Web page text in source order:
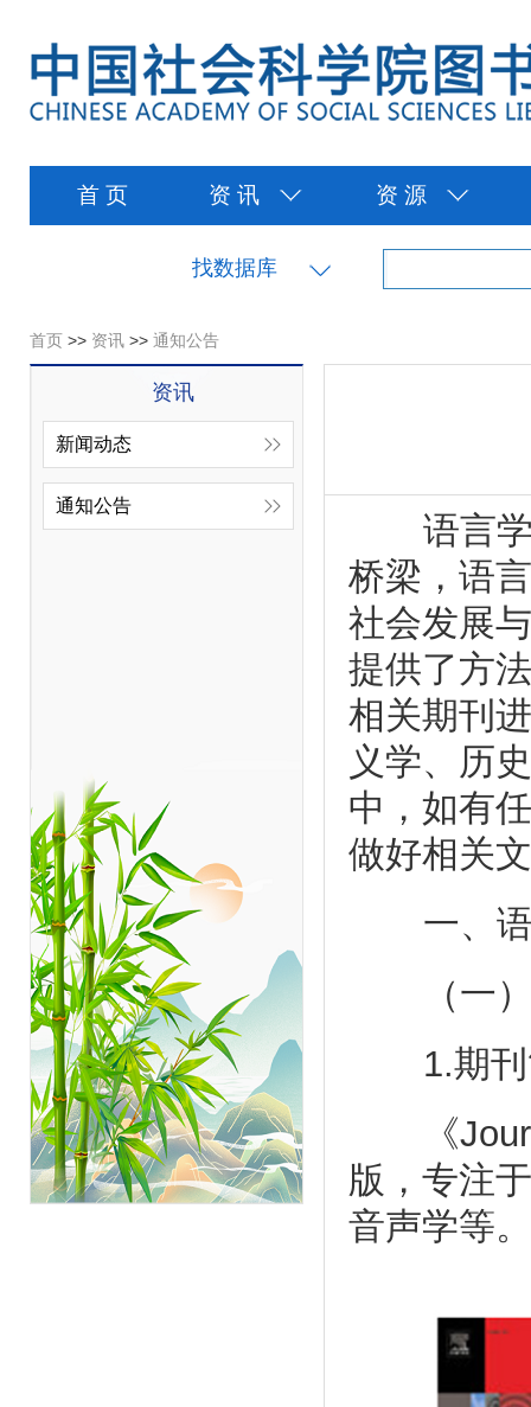
首 页 资 讯 资 源
找数据库
首页 >> 资讯 >> 通知公告
资讯
新闻动态
通知公告
语言学
桥梁，语
社会发展
提供了方
相关期刊
义学、历
中，如有
做好相关
一、语
（一）
1.期刊
《
版，专注
音声学等。